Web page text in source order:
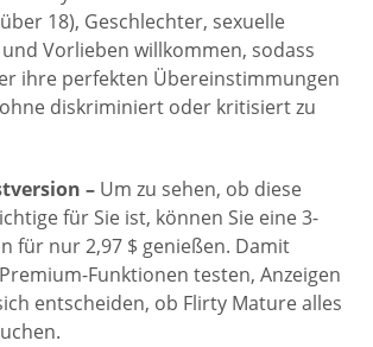
18), Geschlechter, sexuelle
Vorlieben willkommen, sodass
ihre perfekten Übereinstimmungen
diskriminiert oder kritisiert zu
– Um zu sehen, ob diese
für Sie ist, können Sie eine 3-
für nur 2,97 $ genießen. Damit
Funktionen testen, Anzeigen
entscheiden, ob Flirty Mature alles